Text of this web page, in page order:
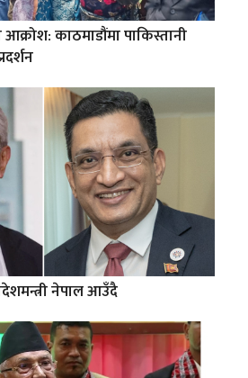
काठमाडौंमा पाकिस्तानी
नेपाल आउँदै